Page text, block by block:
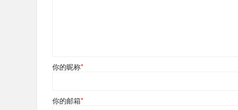
你的昵称*
你的邮箱*